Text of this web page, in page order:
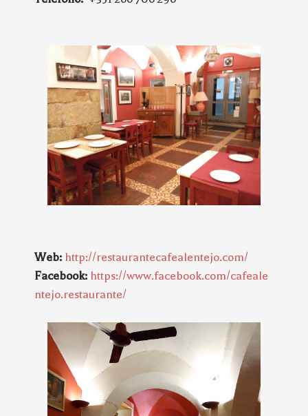
Web: http://restaurantecafealentejo.com/
Facebook: https://www.facebook.com/cafeale
ntejo.restaurante/